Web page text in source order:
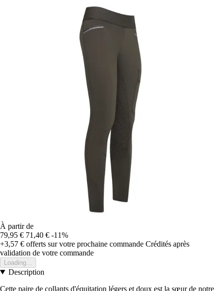
À partir de
79,95 € 71,40 € -11%
+3,57 € offerts sur votre prochaine commande Crédités après
validation de votre commande
Loading...
Description
Cette paire de collants d'équitation légers et doux est la sœur de notre